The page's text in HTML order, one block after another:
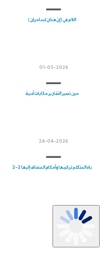
اللام في (إنْ هذان لساحران)
01-05-2026
حين تصير التقارير حكايات أدبية
24-04-2026
ياء المتكلم تركيبها وأحكام المضاف إليها 2-2